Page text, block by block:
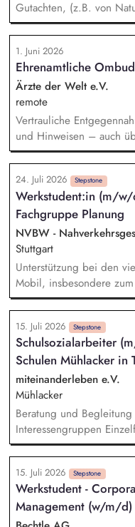
Gutachten, (z.B. von
Artenschutzberichten,
interdisziplinären Team
technischen Planern
Abstimmungsterminen
Steuerung von
naturschutzfachlichen
Genehmigungsverfahren
Fragestellungen
Beantwortung von
dem
1. Juni 2026
Ehrenamtliche
Ärzte der Welt e.V.
remote
Vertrauliche
und Hinweisen – auch
Vermittlung bei
Klärungsprozessen.
Schulungen und
Weiterentwicklung von
Meldesystem. Förderung
Beschwerdekultur
24. Juli 2026 Stepstone
Werkstudent:in (m/
Fachgruppe Planung
NVBW -
Stuttgart
Unterstützung bei den
Mobil, insbesondere
Verkehrsplanung.
Durchführung von
weiterentwicklung.
Durchführung von
(online und in Präsenz).
sowie Pflege von
Datenbanken.
15. Juli 2026 Stepstone
Schulsozialarbeiter
Schulen Mühlacker in
miteinanderleben e.V.
Mühlacker
Beratung und
Interessengruppen
Präventionsarbeit und
Vertrauensvolle
Lehrkräften, Eltern und
Förderung und
Schulsozialarbeit und
Gemeinwesen Stärkung
15. Juli 2026 Stepstone
Werkstudent -
Management (w/m/d)